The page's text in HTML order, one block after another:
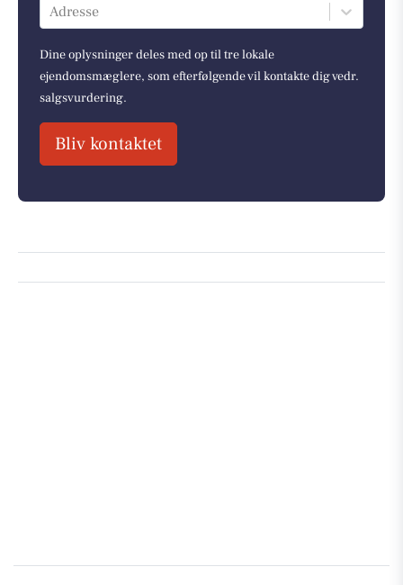
Adresse
Dine oplysninger deles med op til tre lokale
ejendomsmæglere, som efterfølgende vil kontakte dig vedr.
salgsvurdering.
Bliv kontaktet